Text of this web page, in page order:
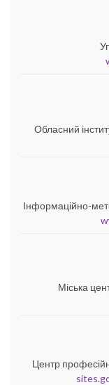
Обласний
Інформаційно-
Міська
Центр